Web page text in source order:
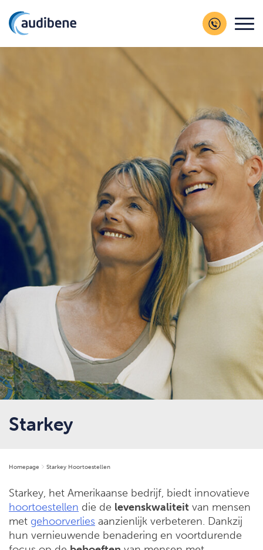
Starkey
Homepage Starkey Hoortoestellen
Starkey, het Amerikaanse bedrijf, biedt innovatieve
hoortoestellen die de levenskwaliteit van mensen
met gehoorverlies aanzienlijk verbeteren. Dankzij
hun vernieuwende benadering en voortdurende